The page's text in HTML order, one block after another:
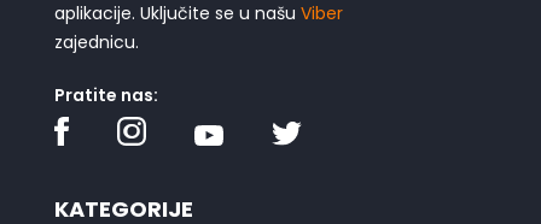
aplikacije. Uključite se u našu Viber
zajednicu.
Pratite nas:
KATEGORIJE